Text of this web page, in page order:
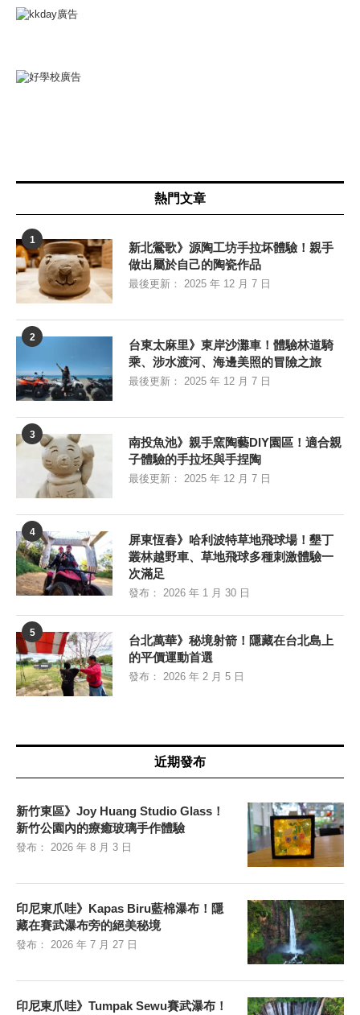
熱門文章
1
新北鶯歌》源陶工坊手拉坏體驗！親手
做出屬於自己的陶瓷作品
最後更新： 2025 年 12 月 7 日
2
台東太麻里》東岸沙灘車！體驗林道騎
乘、涉水渡河、海邊美照的冒險之旅
最後更新： 2025 年 12 月 7 日
3
南投魚池》親手窯陶藝DIY園區！適合親
子體驗的手拉坯與手捏陶
最後更新： 2025 年 12 月 7 日
4
屏東恆春》哈利波特草地飛球場！墾丁
叢林越野車、草地飛球多種刺激體驗一
次滿足
發布： 2026 年 1 月 30 日
5
台北萬華》秘境射箭！隱藏在台北島上
的平價運動首選
發布： 2026 年 2 月 5 日
近期發布
新竹東區》Joy Huang Studio Glass！
新竹公園內的療癒玻璃手作體驗
發布： 2026 年 8 月 3 日
印尼東爪哇》Kapas Biru藍棉瀑布！隱
藏在賽武瀑布旁的絕美秘境
發布： 2026 年 7 月 27 日
印尼東爪哇》Tumpak Sewu賽武瀑布！